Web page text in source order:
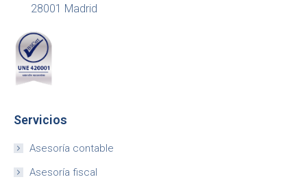
28001 Madrid
Servicios
Asesoría contable
Asesoría fiscal